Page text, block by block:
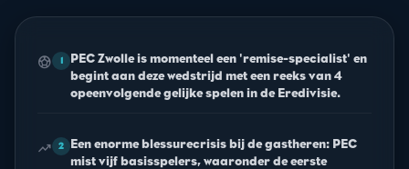
sports_soccer 1
PEC Zwolle is momenteel een 'remise-specialist' en
begint aan deze wedstrijd met een reeks van 4
opeenvolgende gelijke spelen in de Eredivisie.
trending_up 2
Een enorme blessurecrisis bij de gastheren: PEC
mist vijf basisspelers, waaronder de eerste